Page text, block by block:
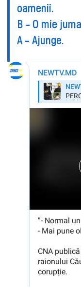
oamenii.
B – O mie
A – Ajunge.